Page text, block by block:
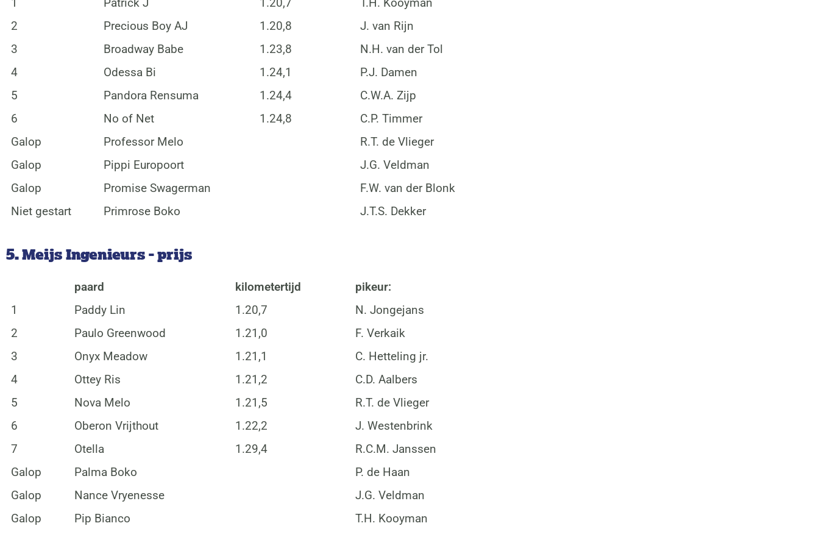
1
Patrick J 1.20,7
T.H. Kooyman
2
Precious Boy AJ 1.20,8
J. van Rijn
3
Broadway Babe 1.23,8
N.H. van der Tol
4
Odessa Bi 1.24,1
P.J. Damen
5
Pandora Rensuma 1.24,4
C.W.A. Zijp
6
No of Net 1.24,8
C.P. Timmer
Galop
Professor Melo
R.T. de Vlieger
Galop
Pippi Europoort
J.G. Veldman
Galop
Promise Swagerman
F.W. van der Blonk
Niet gestart
Primrose Boko J.T.S. Dekker
5. Meijs Ingenieurs - prijs
paard kilometertijd
pikeur:
1
Paddy Lin 1.20,7
N. Jongejans
2
Paulo Greenwood 1.21,0
F. Verkaik
3
Onyx Meadow 1.21,1
C. Hetteling jr.
4
Ottey Ris 1.21,2
C.D. Aalbers
5
Nova Melo 1.21,5
R.T. de Vlieger
6
Oberon Vrijthout 1.22,2
J. Westenbrink
7
Otella 1.29,4
R.C.M. Janssen
Galop
Palma Boko
P. de Haan
Galop
Nance Vryenesse
J.G. Veldman
Galop
Pip Bianco T.H. Kooyman